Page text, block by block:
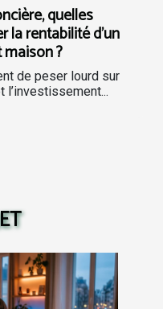
quelles
la rentabilité d’un
?
de peser lourd sur